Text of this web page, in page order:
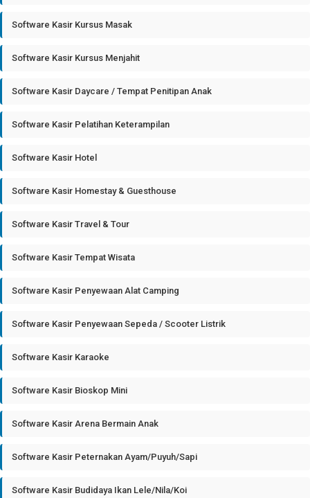
Software Kasir Kursus Masak
Software Kasir Kursus Menjahit
Software Kasir Daycare / Tempat Penitipan Anak
Software Kasir Pelatihan Keterampilan
Software Kasir Hotel
Software Kasir Homestay & Guesthouse
Software Kasir Travel & Tour
Software Kasir Tempat Wisata
Software Kasir Penyewaan Alat Camping
Software Kasir Penyewaan Sepeda / Scooter Listrik
Software Kasir Karaoke
Software Kasir Bioskop Mini
Software Kasir Arena Bermain Anak
Software Kasir Peternakan Ayam/Puyuh/Sapi
Software Kasir Budidaya Ikan Lele/Nila/Koi